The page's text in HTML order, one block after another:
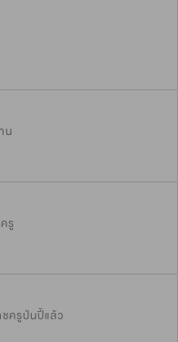
น
รู
ครูป่นปี้แล้ว